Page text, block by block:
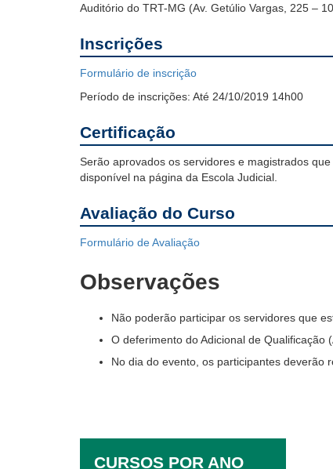
Auditório do TRT-MG (Av. Getúlio Vargas, 225 –
Inscrições
Formulário de inscrição
Período de inscrições: Até 24/10/2019 14h00
Certificação
Serão aprovados os servidores e magistrados
disponível na página da Escola Judicial.
Avaliação do Curso
Formulário de Avaliação
Observações
Não poderão participar os servidores que
O deferimento do Adicional de Qualificação
No dia do evento, os participantes deverão
CURSOS POR ANO